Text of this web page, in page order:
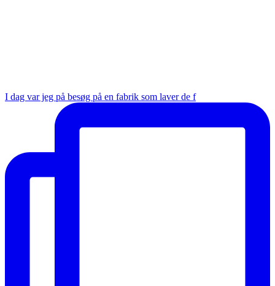
I dag var jeg på besøg på en fabrik som laver de f